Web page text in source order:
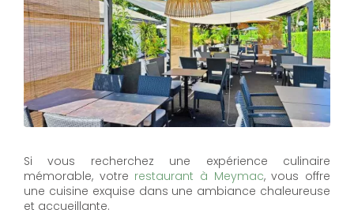
Si vous recherchez une expérience culinaire
mémorable, votre restaurant à Meymac, vous offre
une cuisine exquise dans une ambiance chaleureuse
et accueillante.